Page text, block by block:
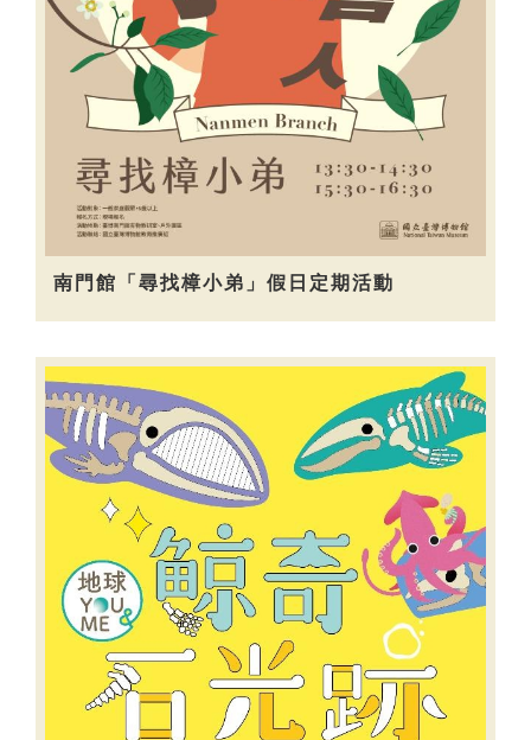
南門館「尋找樟小弟」假日定期活動